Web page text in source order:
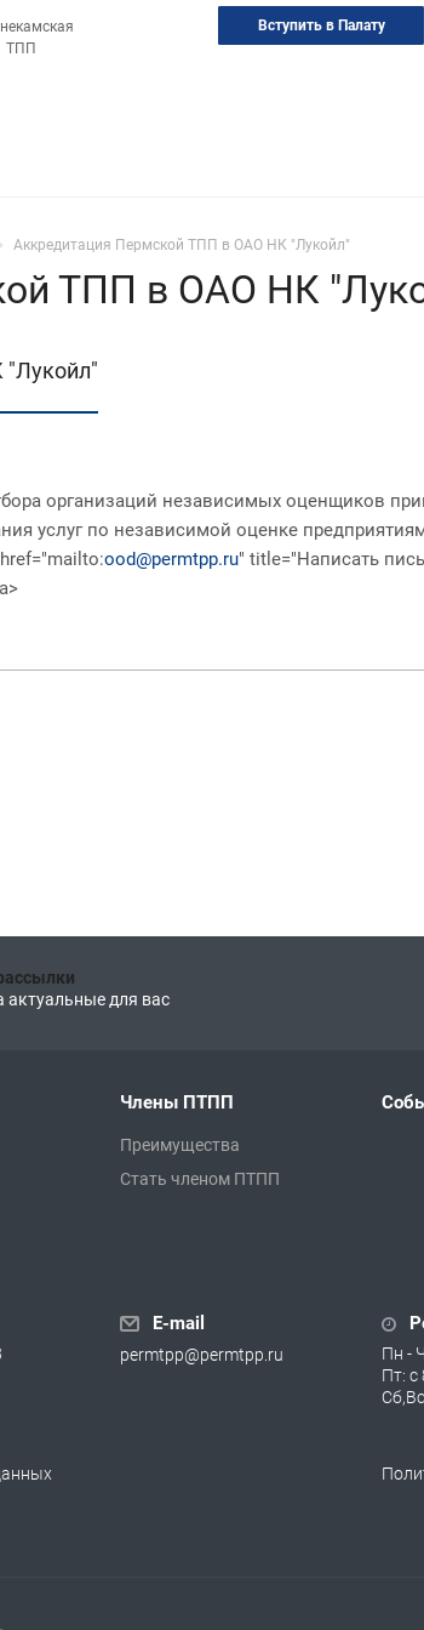
ТПП
Вступить в Палату
Аккредитация Пермской ТПП в ОАО НК "Лукойл"
ТПП в ОАО НК
организаций независимых оценщиков
услуг по независимой оценке
ood@permtpp.ru" title="Написать
актуальные для вас
Члены ПТПП
Преимущества
Стать членом ПТПП
E-mail
permtpp@permtpp.ru
Пн -
Пт: с